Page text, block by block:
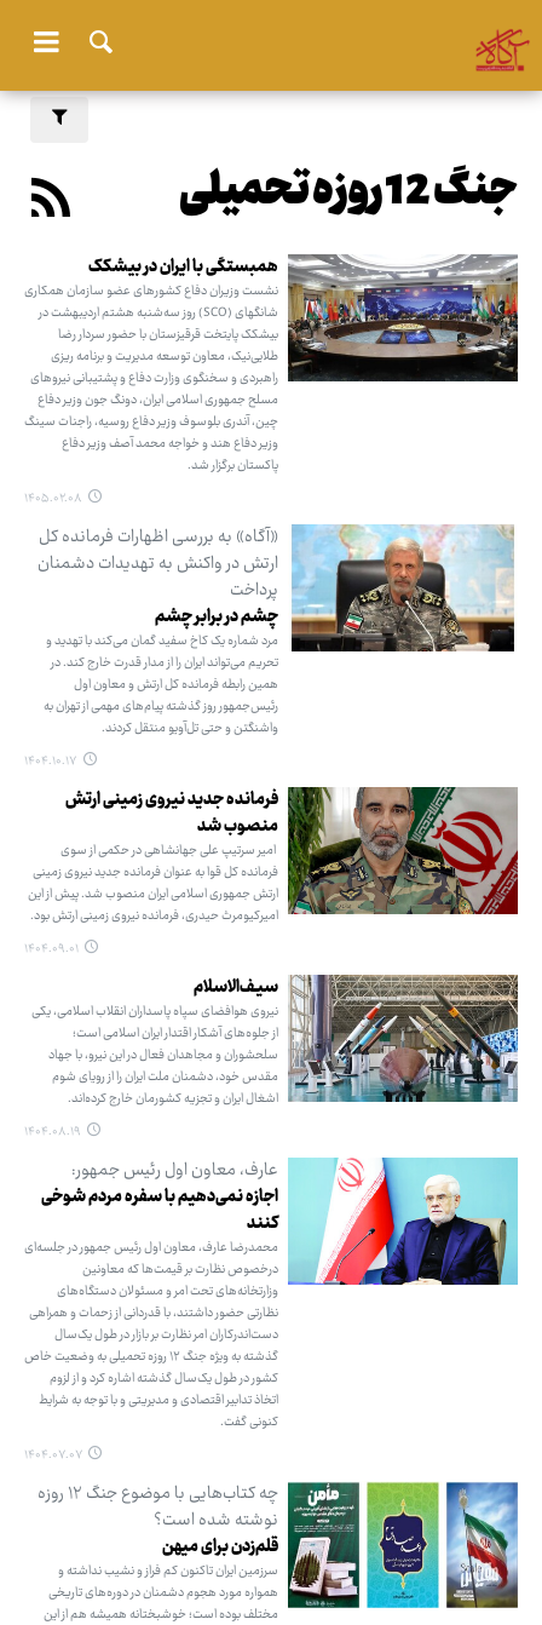
جنگ 12 روزه تحمیلی
همبستگی با ایران در بیشکک
نشست وزیران دفاع کشورهای عضو سازمان همکاری
شانگهای (SCO) روز سه‌شنبه هشتم اردیبهشت در
بیشکک پایتخت قرقیزستان با حضور سردار رضا
طلایی‌نیک، معاون توسعه مدیریت و برنامه ریزی
راهبردی و سخنگوی وزارت دفاع و پشتیبانی نیروهای
مسلح جمهوری اسلامی ایران، دونگ جون وزیر دفاع
چین، آندری بلوسوف وزیر دفاع روسیه، راجنات سینگ
وزیر دفاع هند و خواجه محمد آصف وزیر دفاع
پاکستان برگزار شد.
۱۴۰۵.۰۲.۰۸
«آگاه» به بررسی اظهارات فرمانده کل
ارتش در واکنش به تهدیدات دشمنان
پرداخت
چشم در برابر چشم
مرد شماره یک کاخ سفید گمان می‌کند با تهدید و
تحریم می‌تواند ایران را از مدار قدرت خارج کند. در
همین رابطه فرمانده کل ارتش و معاون اول
رئیس‌جمهور روز گذشته پیام‌های مهمی از تهران به
واشنگتن و حتی تل‌آویو منتقل کردند.
۱۴۰۴.۱۰.۱۷
فرمانده جدید نیروی زمینی ارتش
منصوب شد
امیر سرتیپ علی جهانشاهی در حکمی از سوی
فرمانده کل قوا به عنوان فرمانده جدید نیروی زمینی
ارتش جمهوری اسلامی ایران منصوب شد. پیش از این
امیرکیومرث حیدری، فرمانده نیروی زمینی ارتش بود.
۱۴۰۴.۰۹.۰۱
سیـف‌الاسلام
نیروی هوافضای سپاه پاسداران انقلاب اسلامی، یکی
از جلوه‌های آشکار اقتدار ایران اسلامی است؛
سلحشوران و مجاهدان فعال در این نیرو، با جهاد
مقدس خود، دشمنان ملت ایران را از رویای شوم
اشغال ایران و تجزیه کشورمان خارج کرده‌اند.
۱۴۰۴.۰۸.۱۹
عارف، معاون اول رئیس جمهور:
اجازه نمی‌دهیم با سفره مردم شوخی
کنند
محمدرضا عارف، معاون اول رئیس جمهور در جلسه‌ای
درخصوص نظارت بر قیمت‌ها که معاونین
وزارتخانه‌های تحت امر و مسئولان دستگاه‌های
نظارتی حضور داشتند، با قدردانی از زحمات و همراهی
دست‌اندرکاران امر نظارت بر بازار در طول یک‌سال
گذشته به ویژه جنگ ۱۲ روزه تحمیلی به وضعیت خاص
کشور در طول یک‌سال گذشته اشاره کرد و از لزوم
اتخاذ تدابیر اقتصادی و مدیریتی و با توجه به شرایط
کنونی گفت.
۱۴۰۴.۰۷.۰۷
چه کتاب‌هایی با موضوع جنگ ۱۲ روزه
نوشته شده است؟
قلم‌زدن برای میهن
سرزمین ایران تاکنون کم فراز و نشیب نداشته و
همواره مورد هجوم دشمنان در دوره‌های تاریخی
مختلف بوده است؛ خوشبختانه همیشه هم از این